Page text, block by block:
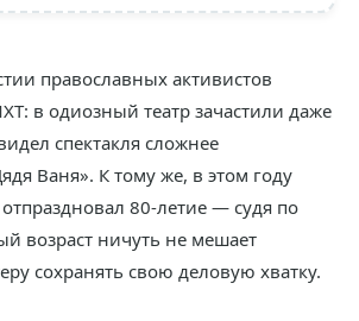
православных активистов
в одиозный театр зачастили даже
спектакля сложнее
Ваня». К тому же, в этом году
80-летие — судя по
возраст ничуть не мешает
сохранять свою деловую хватку.